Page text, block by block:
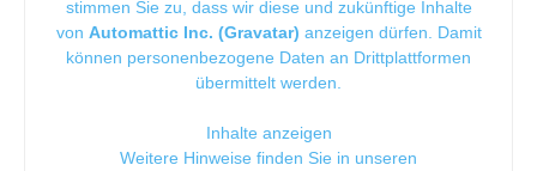
stimmen Sie zu, dass wir diese und zukünftige Inhalte
von Automattic Inc. (Gravatar) anzeigen dürfen. Damit
können personenbezogene Daten an Drittplattformen
übermittelt werden.
Inhalte anzeigen
Weitere Hinweise finden Sie in unseren